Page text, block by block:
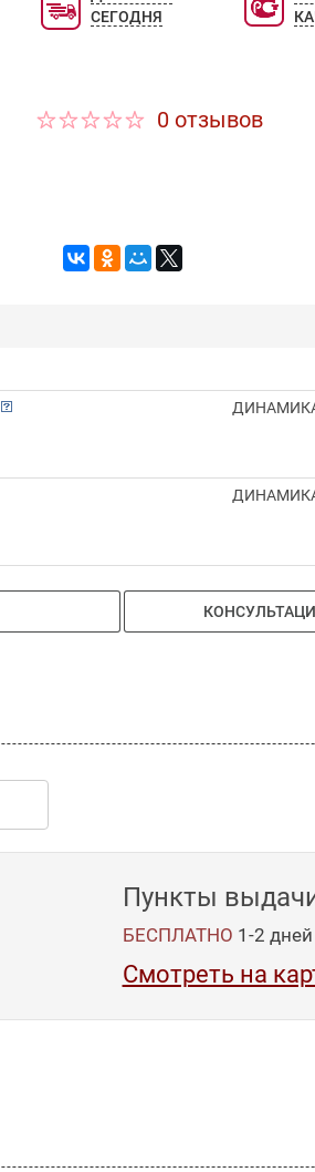
СЕГОДНЯ
0 отзывов
Пункты
БЕСПЛАТНО 1-2 дней
Смотреть на